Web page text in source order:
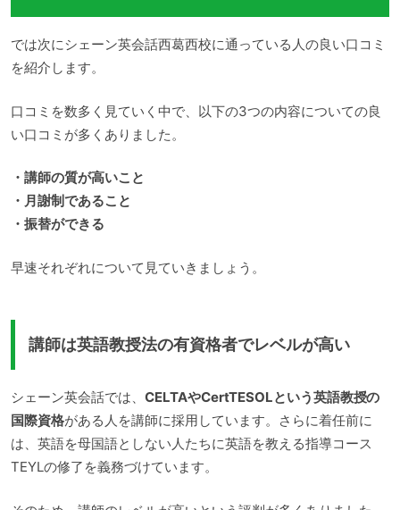
では次にシェーン英会話西葛西校に通っている人の良い口コミ
を紹介します。
口コミを数多く見ていく中で、以下の3つの内容についての良
い口コミが多くありました。
・講師の質が高いこと
・月謝制であること
・振替ができる
早速それぞれについて見ていきましょう。
講師は英語教授法の有資格者でレベルが高い
シェーン英会話では、 CELTAやCertTESOLという英語教授の
国際資格がある人を講師に採用しています。さらに着任前に
は、英語を母国語としない人たちに英語を教える指導コース
TEYLの修了を義務づけています。